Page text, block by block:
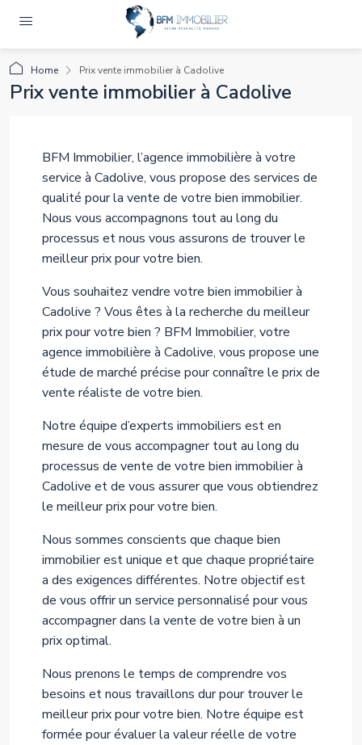
Home Prix vente immobilier à Cadolive
Prix vente immobilier à Cadolive
BFM Immobilier, l’agence immobilière à votre
service à Cadolive, vous propose des services de
qualité pour la vente de votre bien immobilier.
Nous vous accompagnons tout au long du
processus et nous vous assurons de trouver le
meilleur prix pour votre bien.
Vous souhaitez vendre votre bien immobilier à
Cadolive ? Vous êtes à la recherche du meilleur
prix pour votre bien ? BFM Immobilier, votre
agence immobilière à Cadolive, vous propose une
étude de marché précise pour connaître le prix de
vente réaliste de votre bien.
Notre équipe d’experts immobiliers est en
mesure de vous accompagner tout au long du
processus de vente de votre bien immobilier à
Cadolive et de vous assurer que vous obtiendrez
le meilleur prix pour votre bien.
Nous sommes conscients que chaque bien
immobilier est unique et que chaque propriétaire
a des exigences différentes. Notre objectif est
de vous offrir un service personnalisé pour vous
accompagner dans la vente de votre bien à un
prix optimal.
Nous prenons le temps de comprendre vos
besoins et nous travaillons dur pour trouver le
meilleur prix pour votre bien. Notre équipe est
formée pour évaluer la valeur réelle de votre